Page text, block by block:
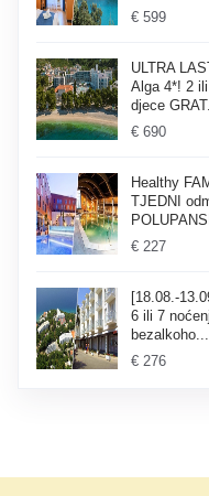
€ 599
ULTRA
Alga 4*! 2
djece
€ 690
Healthy
TJEDNI
€ 227
[18.08.-
6 ili 7
bezalkoho...
€ 276